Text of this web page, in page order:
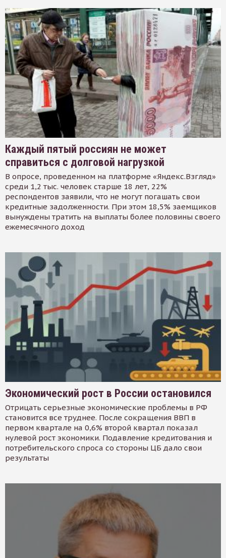
Каждый пятый россиян не может
справиться с долговой нагрузкой
В опросе, проведенном на платформе «Яндекс.Взгляд»
среди 1,2 тыс. человек старше 18 лет, 22%
респондентов заявили, что не могут погашать свои
кредитные задолженности. При этом 18,5% заемщиков
вынуждены тратить на выплаты более половины своего
ежемесячного доход
Экономический рост в России остановился
Отрицать серьезные экономические проблемы в РФ
становится все труднее. После сокращения ВВП в
первом квартале на 0,6% второй квартал показал
нулевой рост экономики. Подавление кредитования и
потребительского спроса со стороны ЦБ дало свои
результаты